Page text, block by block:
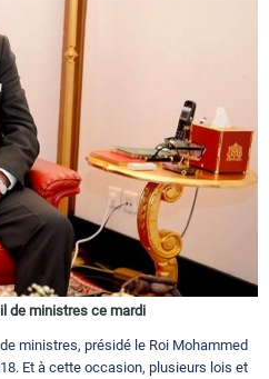
de ministres ce mardi
ministres, présidé le Roi Mohammed
Et à cette occasion, plusieurs lois et